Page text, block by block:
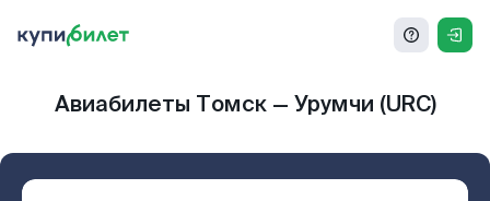
Авиабилеты Томск — Урумчи (URC)